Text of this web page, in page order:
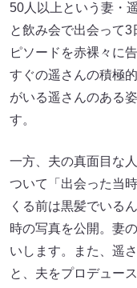
50人以上という妻・
と飲み会で出会って
ピソードを赤裸々に
すぐの遥さんの積極
がいる遥さんのある
す。
一方、夫の真面目な
ついて「出会った当
くる前は黒髪でいる
時の写真を公開。妻
いします。また、遥
と、夫をプロデュー